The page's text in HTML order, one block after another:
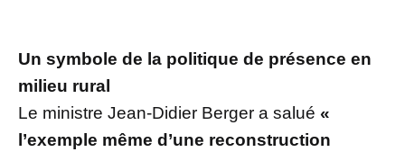
Un symbole de la politique de présence en
milieu rural
Le ministre Jean-Didier Berger a salué «
l’exemple même d’une reconstruction